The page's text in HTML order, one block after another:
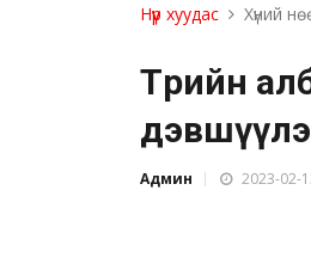
Нүүр хуудас Хүний
Төрийн
Админ 2023-02-